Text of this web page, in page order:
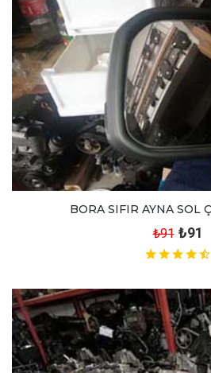
BORA SIFIR AYNA SOL
₺91 ₺91